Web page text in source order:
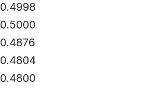
0.4998
0.5000
0.4876
0.4804
0.4800